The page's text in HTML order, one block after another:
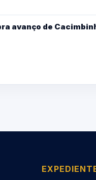
avanço de